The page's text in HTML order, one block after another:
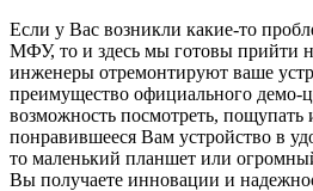
Если у Вас возникли какие-то
МФУ, то и здесь мы готовы прийти
инженеры отремонтируют ваше
преимущество официального демо-
возможность посмотреть, пощупать
понравившееся Вам устройство в
то маленький планшет или
Вы получаете инновации и